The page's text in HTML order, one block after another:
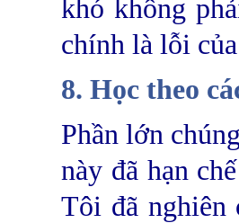
khó không
chính là lỗi
8. Học theo
Phần lớn
này đã hạn
Tôi đã nghiên